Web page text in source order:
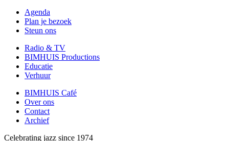
Agenda
Plan je bezoek
Steun ons
Radio & TV
BIMHUIS Productions
Educatie
Verhuur
BIMHUIS Café
Over ons
Contact
Archief
Celebrating jazz since 1974